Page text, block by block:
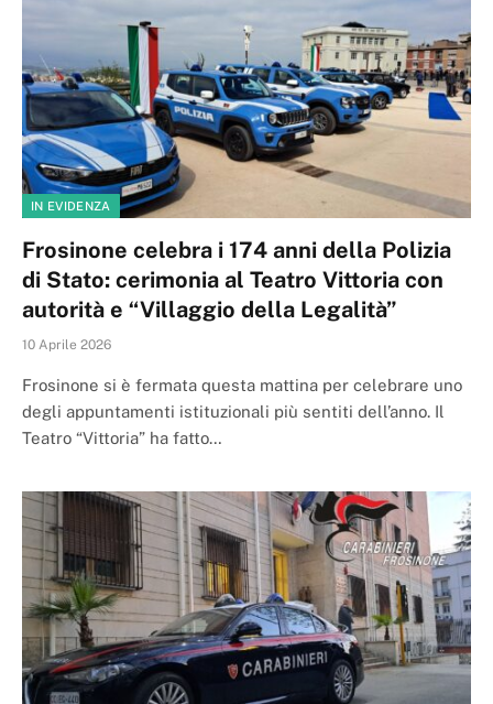
IN EVIDENZA
Frosinone celebra i 174 anni della Polizia
di Stato: cerimonia al Teatro Vittoria con
autorità e “Villaggio della Legalità”
10 Aprile 2026
Frosinone si è fermata questa mattina per celebrare uno
degli appuntamenti istituzionali più sentiti dell’anno. Il
Teatro “Vittoria” ha fatto…